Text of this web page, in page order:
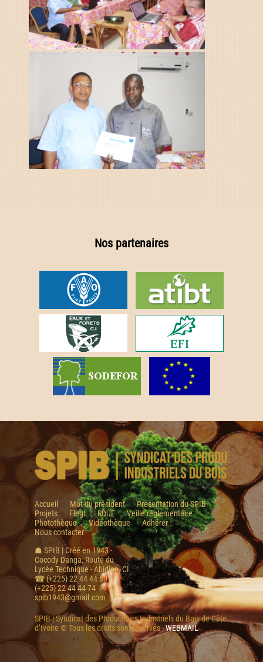
Nos partenaires
Accueil Mot du président
Présentation du SPIB
Projets
Flegt RDUE
Veille réglementaire
Photothèque
Vidéothèque
Adhérer
Nous contacter
☗ SPIB | Créé en 1943 -
Cocody Danga, Route du
Lycée Technique - Abidjan, CI
☎ (+225) 22 44 44 80 /
(+225) 22 44 44 74 ✉
spib1943@gmail.com
SPIB | Syndicat des Producteurs Industriels du Bois de Côte
d’Ivoire © Tous les droits sont réservés -WEBMAIL